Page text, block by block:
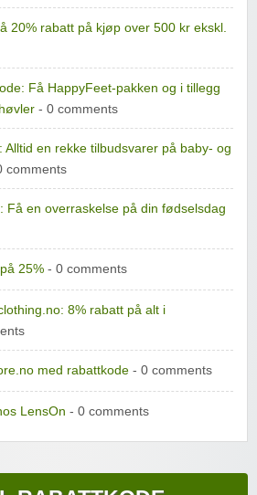
20% rabatt på kjøp over 500 kr ekskl.
Få HappyFeet-pakken og i tillegg
- 0 comments
Alltid en rekke tilbudsvarer på baby- og
comments
Få en overraskelse på din fødselsdag
25% - 0 comments
8% rabatt på alt i
med rabattkode - 0 comments
LensOn - 0 comments